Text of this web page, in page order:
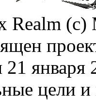
Realm (c)
21 января
цели